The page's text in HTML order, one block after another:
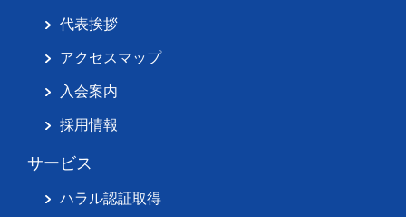
代表挨拶
アクセスマップ
入会案内
採用情報
サービス
ハラル認証取得